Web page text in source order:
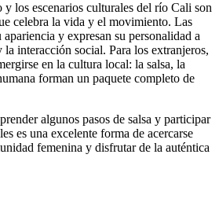
los escenarios culturales del río Cali son
celebra la vida y el movimiento. Las
apariencia y expresan su personalidad a
interacción social. Para los extranjeros,
en la cultura local: la salsa, la
forman un paquete completo de
algunos pasos de salsa y participar
es una excelente forma de acercarse
femenina y disfrutar de la auténtica